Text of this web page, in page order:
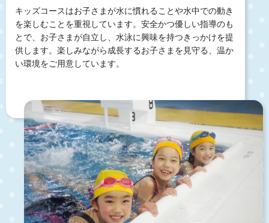
キッズコースはお子さまが水に慣れることや水中での動き
を楽しむことを重視しています。安全かつ優しい指導のも
とで、お子さまが自立し、水泳に興味を持つきっかけを提
供します。楽しみながら成長するお子さまを見守る、温か
い環境をご用意しています。